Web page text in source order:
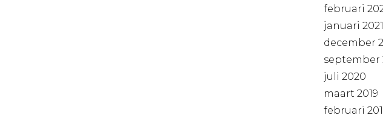
februari
januari 2021
december
september
juli 2020
maart 2019
februari